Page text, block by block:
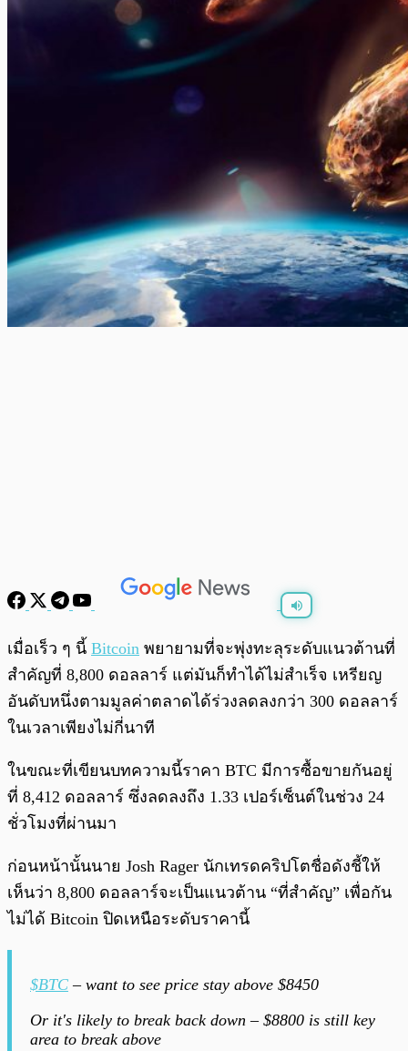
พร้อมเล่น 0:00 0:00
เมื่อเร็ว ๆ นี้ Bitcoin พยายามที่จะพุ่งทะลุระดับแนวต้านที่
สำคัญที่ 8,800 ดอลลาร์ แต่มันก็ทำได้ไม่สำเร็จ เหรียญ
อันดับหนึ่งตามมูลค่าตลาดได้ร่วงลดลงกว่า 300 ดอลลาร์
ในเวลาเพียงไม่กี่นาที
ในขณะที่เขียนบทความนี้ราคา BTC มีการซื้อขายกันอยู่
ที่ 8,412 ดอลลาร์ ซึ่งลดลงถึง 1.33 เปอร์เซ็นต์ในช่วง 24
ชั่วโมงที่ผ่านมา
ก่อนหน้านั้นนาย Josh Rager นักเทรดคริปโตชื่อดังชี้ให้
เห็นว่า 8,800 ดอลลาร์จะเป็นแนวต้าน “ที่สำคัญ” เพื่อกัน
ไม่ได้ Bitcoin ปิดเหนือระดับราคานี้
$BTC – want to see price stay above $8450
Or it's likely to break back down – $8800 is still key
area to break above